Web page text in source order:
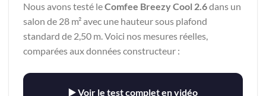
Nous avons testé leComfee Breezy Cool 2.6dans un
salon de 28 m² avec une hauteur sous plafond
standard de 2,50 m. Voici nos mesures réelles,
comparées aux données constructeur :
▶️ Voir le test complet en vidéo